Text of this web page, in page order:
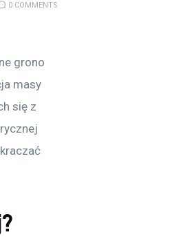
0 COMMENTS
grono
masy
się z